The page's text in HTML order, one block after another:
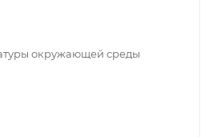
окружающей среды